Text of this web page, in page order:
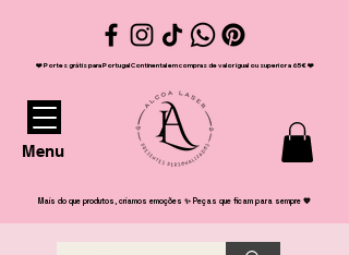
❤️ Portes grátis para Portugal Continental em compras de valor igual ou superior a 65€ ❤️
Menu
Mais do que produtos, criamos emoções ✨ Peças que ficam para sempre 💖